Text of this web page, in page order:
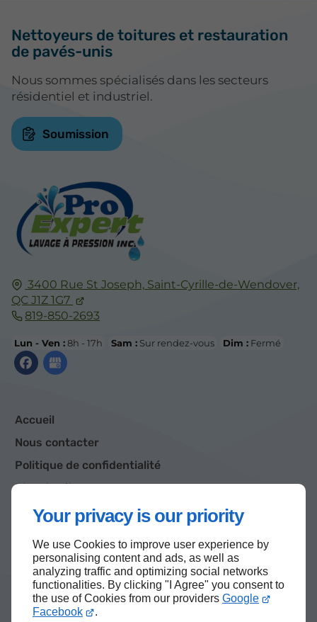
Your privacy is our priority
We use Cookies to improve user experience by
personalising content and ads, as well as
analyzing traffic and optimizing social networks
functionalities. By clicking "I Agree" you consent to
the use of Cookies from our providers Google
Facebook
.
3400 Rue St Joseph, Saint-Cyrille-de-Wendover,
QC J1Z 1G7
819-850-2693
Lun - Ven :8h - 17h Sam : Sur rendez-vous Dim : Fermé
Accueil
Nous contacter
Politique de confidentialité
Plan du site
Nettoyeurs de toitures et restauration
de pavés-unis
Nous sommes spécialisés dans les secteurs
résidentiel et industriel.
Soumission
Haut de page